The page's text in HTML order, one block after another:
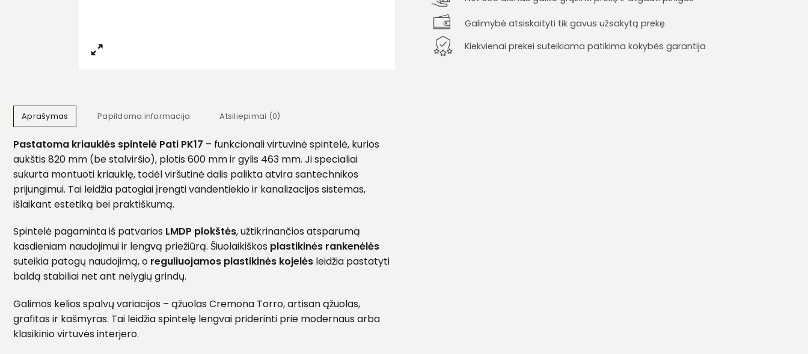
Aprašymas Papildoma informacija Atsiliepimai (0)
Pastatoma kriauklės spintelė Pati PK17 – funkcionali virtuvinė spintelė, kurios
aukštis 820 mm (be stalviršio), plotis 600 mm ir gylis 463 mm. Ji specialiai
sukurta montuoti kriauklę, todėl viršutinė dalis palikta atvira santechnikos
prijungimui. Tai leidžia patogiai įrengti vandentiekio ir kanalizacijos sistemas,
išlaikant estetiką bei praktiškumą.
Spintelė pagaminta iš patvarios LMDP plokštės, užtikrinančios atsparumą
kasdieniam naudojimui ir lengvą priežiūrą. Šiuolaikiškos plastikinės rankenėlės
suteikia patogų naudojimą, o reguliuojamos plastikinės kojelės leidžia pastatyti
baldą stabiliai net ant nelygių grindų.
Galimos kelios spalvų variacijos – ąžuolas Cremona Torro, artisan ąžuolas,
grafitas ir kašmyras. Tai leidžia spintelę lengvai priderinti prie modernaus arba
klasikinio virtuvės interjero.
Galimybė atsiskaityti tik gavus užsakytą prekę
Kiekvienai prekei suteikiama patikima kokybės garantija